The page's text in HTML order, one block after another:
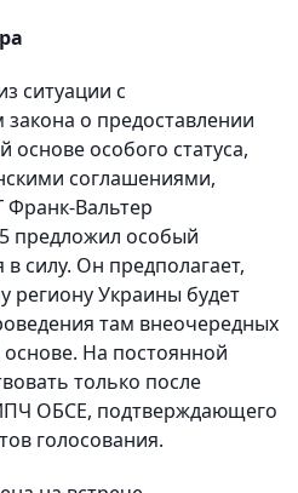
ситуации с
о предоставлении
основе особого статуса,
соглашениями,
Вальтер
предложил особый
силу. Он предполагает,
региону Украины будет
там внеочередных
На постоянной
только после
ОБСЕ, подтверждающего
голосования.